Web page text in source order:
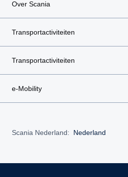
Over Scania
Transportactiviteiten
Transportactiviteiten
e-Mobility
Scania Nederland: Nederland